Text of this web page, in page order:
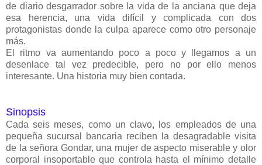
de diario desgarrador sobre la vida de la anciana que deja
esa herencia, una vida difícil y complicada con dos
protagonistas donde la culpa aparece como otro personaje
más.
El ritmo va aumentando poco a poco y llegamos a un
desenlace tal vez predecible, pero no por ello menos
interesante. Una historia muy bien contada.
Sinopsis
Cada seis meses, como un clavo, los empleados de una
pequeña sucursal bancaria reciben la desagradable visita
de la señora Gondar, una mujer de aspecto miserable y olor
corporal insoportable que controla hasta el mínimo detalle